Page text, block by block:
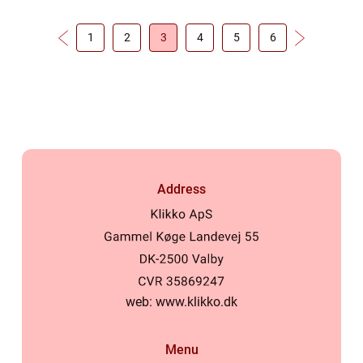
1 2 3 4 5 6
Address
web: www.klikko.dk
Menu